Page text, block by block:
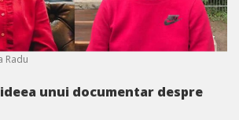
Radu
unui documentar despre